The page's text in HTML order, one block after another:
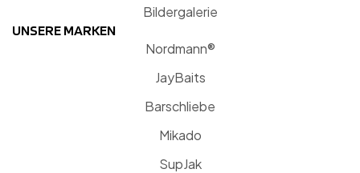
Bildergalerie
UNSERE MARKEN
Nordmann®
JayBaits
Barschliebe
Mikado
SupJak